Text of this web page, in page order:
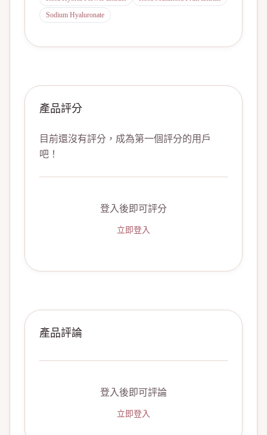
Sodium Hyaluronate
產品評分
目前還沒有評分，成為第一個評分的用戶
吧！
登入後即可評分
立即登入
產品評論
登入後即可評論
立即登入